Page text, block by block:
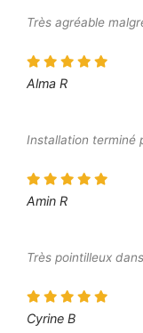
Très agréable
Alma R
Installation terminé
Amin R
Très pointilleux
Cyrine B